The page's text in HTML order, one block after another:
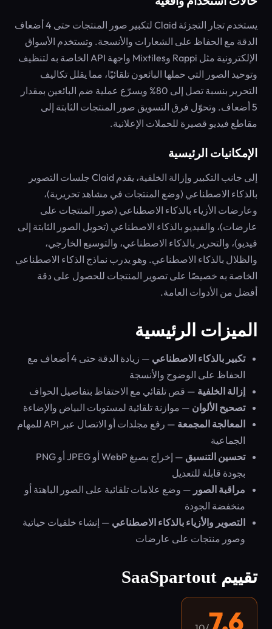
يستخدم تجار التجزئة Claid لتكبير صور المنتجات حتى 4 أضعاف
الدقة مع الحفاظ على الشعارات والأنسجة. وتستخدم الأسواق
الإلكترونية مثل Rappi وMixtiles واجهة API الخاصة به لتنظيف
وتوحيد الصور التي حملها البائعون تلقائيًا، مما يقلل تكاليف
التحرير بنسبة تصل إلى 80% ويسرّع عملية ضم البائعين بمقدار
5 أضعاف. وتحوّل فرق التسويق صور المنتجات الثابتة إلى
مقاطع فيديو قصيرة للحملات الإعلانية.
الإمكانيات الرئيسية
إلى جانب التكبير وإزالة الخلفية، يقدم Claid جلسات التصوير
بالذكاء الاصطناعي (وضع المنتجات في مشاهد تحريرية)،
وعارضات الأزياء بالذكاء الاصطناعي (صور المنتجات على
عارضات)، والفيديو بالذكاء الاصطناعي (تحويل الصور الثابتة إلى
فيديو)، والتحرير بالذكاء الاصطناعي، والتوسيع الخارجي،
والظلال بالذكاء الاصطناعي. وهو يدرب نماذج الذكاء الاصطناعي
الخاصة به خصيصًا على تصوير المنتجات للحصول على دقة
أفضل من الأدوات العامة.
الميزات الرئيسية
تكبير بالذكاء الاصطناعي
— زيادة الدقة حتى 4 أضعاف مع
الحفاظ على الوضوح والأنسجة
إزالة الخلفية — قص تلقائي مع الاحتفاظ بتفاصيل الحواف
تصحيح الألوان — موازنة تلقائية لمستويات البياض والإضاءة
المعالجة المجمعة
— رفع مجلدات أو الاتصال عبر API للمهام
الجماعية
تحسين التنسيق
— إخراج بصيغ WebP أو JPEG أو PNG
بجودة قابلة للتعديل
مراقبة الصور — وضع علامات تلقائية على الصور الباهتة أو
منخفضة الجودة
التصوير والأزياء بالذكاء الاصطناعي — إنشاء خلفيات حياتية
وصور منتجات على عارضات
تقييم SaaSpartout
7.6